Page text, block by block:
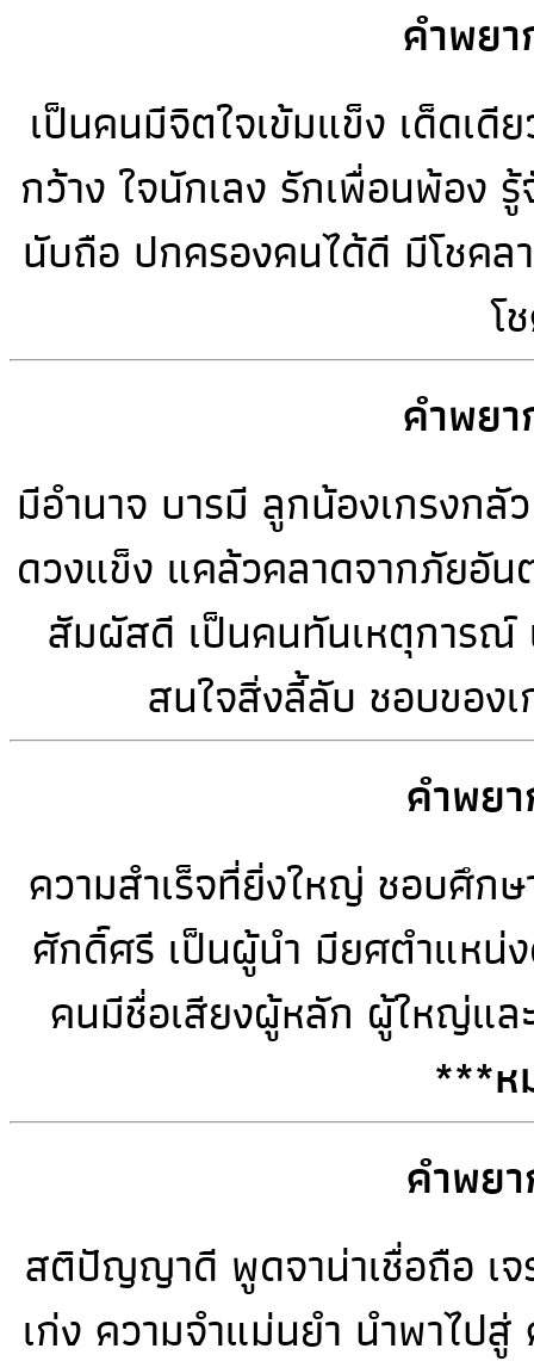
คำพย
เป็นคนมีจิตใจเข้มแข็ง เด็ดเ
กว้าง ใจนักเลง รักเพื่อนพ้อง
นับถือ ปกครองคนได้ดี มีโชคล
โ
คำพย
มีอำนาจ บารมี ลูกน้องเกรงกลั
ดวงแข็ง แคล้วคลาดจากภัยอั
สัมผัสดี เป็นคนทันเหตุการณ์
สนใจสิ่งลี้ลับ ชอบของ
คำพย
ความสำเร็จที่ยิ่งใหญ่ ชอบศึก
ศักดิ์ศรี เป็นผู้นำ มียศตำแหน่
คนมีชื่อเสียงผู้หลัก ผู้ใหญ่แล
***ห
คำพย
สติปัญญาดี พูดจาน่าเชื่อถือ เ
เก่ง ความจำแม่นยำ นำพาไป